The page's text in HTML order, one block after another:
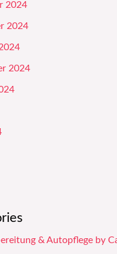
2024
2024
2024
& Autopflege by